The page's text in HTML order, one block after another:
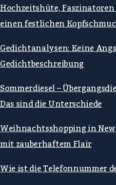
Hochzeitshüte, Faszinatoren
einen festlichen
Gedichtanalysen: Keine
Gedichtbeschreibung
Sommerdiesel –
Das sind die Unterschiede
Weihnachtsshopping in
mit zauberhaftem Flair
Wie ist die Telefonnummer